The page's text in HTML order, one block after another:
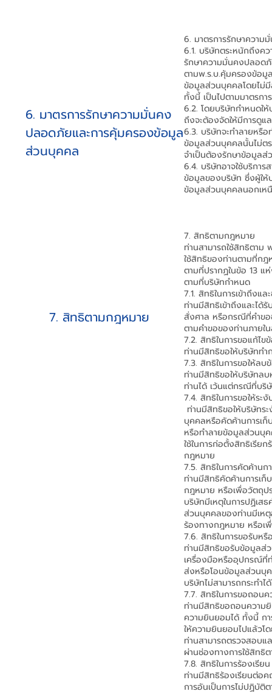
6. มาตรการรักษาความมั่นคง
ปลอดภัยและการคุ้มครองข้อมูล
ส่วนบุคคล
7. สิทธิตามกฎหมาย
6. มาตรการรักษาควา
6.1. บริษัทตระหนักถึงค
รักษาความมั่นคงปลอด
ตามพ.ร.บ.คุ้มครองข้อมู
ข้อมูลส่วนบุคคลโดยไม่
ทั้งนี้ เป็นไปตามมาตร
6.2. โดยบริษัทกำหนดใ
ถึงจะต้องจัดให้มีการดูแ
6.3. บริษัทจะทำลายหรื
ข้อมูลส่วนบุคคลนั้นไม่ต
จำเป็นต้องรักษาข้อมูล
6.4. บริษัทอาจใช้บริกา
ข้อมูลของบริษัท ซึ่งผู้ให้
ข้อมูลส่วนบุคคลนอกเห
7. สิทธิตามกฎหมาย
ท่านสามารถใช้สิทธิตา
ใช้สิทธิของท่านตามที่ก
ตามที่ปรากฏในข้อ 13 แ
ตามที่บริษัทกำหนด
7.1. สิทธิในการเข้าถึงแ
ท่านมีสิทธิเข้าถึงและไ
สั่งศาล หรือกรณีที่คำขอ
ตามคำขอของท่านภาย
7.2. สิทธิในการขอแก้ไ
ท่านมีสิทธิขอให้บริษัทท
7.3. สิทธิในการขอให้ล
ท่านมีสิทธิขอให้บริษัทล
ท่านได้ เว้นแต่กรณีที่บริ
7.4. สิทธิในการขอให้ระ
ท่านมีสิทธิขอให้บริษัทร
บุคคลหรือคัดค้านการเ
หรือทำลายข้อมูลส่วนบุค
ใช้ในการก่อตั้งสิทธิเรีย
กฎหมาย
7.5. สิทธิในการคัดค้าน
ท่านมีสิทธิคัดค้านการเก็
กฎหมาย หรือเพื่อวัตถุป
บริษัทมีเหตุในการปฏิเส
ส่วนบุคคลของท่านมีเห
ร้องทางกฎหมาย หรือเ
7.6. สิทธิในการขอรับห
ท่านมีสิทธิขอรับข้อมูลส่
เครื่องมือหรืออุปกรณ์ที่
ส่งหรือโอนข้อมูลส่วนบุ
บริษัทไม่สามารถกระทำ
7.7. สิทธิในการขอถอน
ท่านมีสิทธิขอถอนความ
ความยินยอมได้ ทั้งนี้ ก
ให้ความยินยอมไปแล้ว
ท่านสามารถตรวจสอบแ
ผ่านช่องทางการใช้สิทธิ
7.8. สิทธิในการร้องเรีย
ท่านมีสิทธิร้องเรียนต่อ
การอันเป็นการไม่ปฏิบั